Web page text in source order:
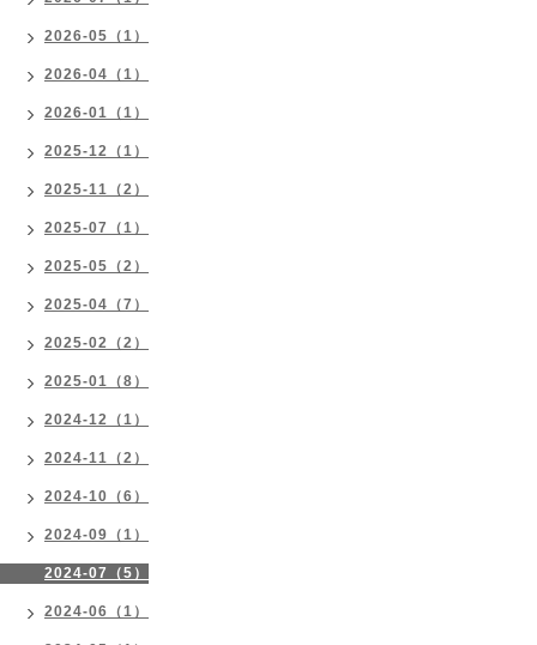
2026-05（1）
2026-04（1）
2026-01（1）
2025-12（1）
2025-11（2）
2025-07（1）
2025-05（2）
2025-04（7）
2025-02（2）
2025-01（8）
2024-12（1）
2024-11（2）
2024-10（6）
2024-09（1）
2024-07（5）
2024-06（1）